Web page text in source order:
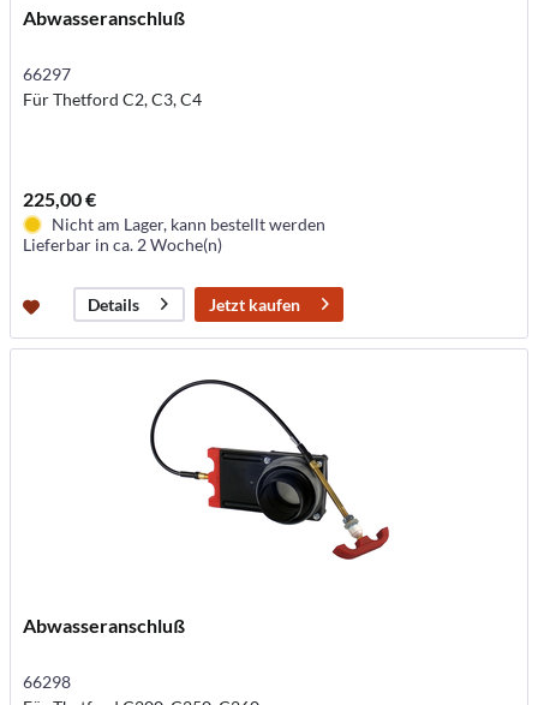
Abwasseranschluß
66297
Für Thetford C2, C3, C4
225,00 €
Nicht am Lager, kann bestellt werden
Lieferbar in ca. 2 Woche(n)
Details Jetzt kaufen
Abwasseranschluß
66298